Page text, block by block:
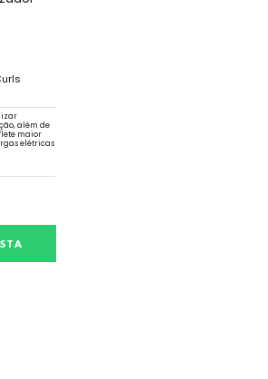
além de
maior
elétricas